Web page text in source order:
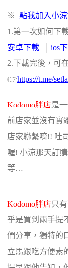
※ 點我加入小涼
1.第一次如何下
安卓下載
ios
2.下載完後，可
👉https://t.me/
Kodomo胖店是
前店家並沒有實
店家聯繫唷!! 吐
喔! 小涼那天訂
等…
Kodomo胖店只
乎是買到兩手提
們分享，獨特的
立馬跟吃方便素